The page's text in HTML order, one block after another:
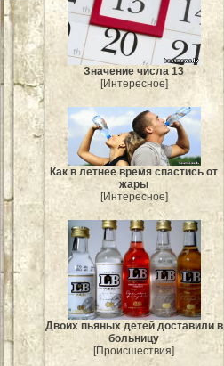
Значение числа 13
[Интересное]
Как в летнее время спастись от
жары
[Интересное]
Двоих пьяных детей доставили в
больницу
[Происшествия]